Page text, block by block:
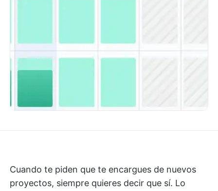
Cuando te piden que te encargues de nuevos
proyectos, siempre quieres decir que sí. Lo